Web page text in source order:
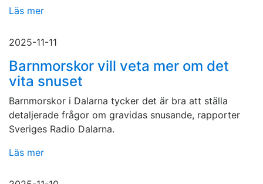
Läs mer
2025-11-11
Barnmorskor vill veta mer om det
vita snuset
Barnmorskor i Dalarna tycker det är bra att ställa
detaljerade frågor om gravidas snusande, rapporter
Sveriges Radio Dalarna.
Läs mer